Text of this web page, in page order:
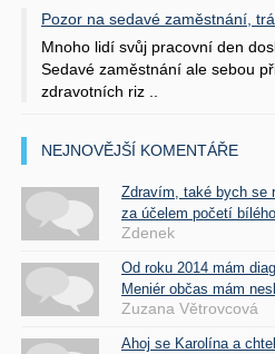
Pozor na sedavé zaměstnání,
Mnoho lidí svůj pracovní den
Sedavé zaměstnání ale sebou
zdravotních riz ..
NEJNOVĚJŠÍ KOMENTÁŘE
Zdravím, také bych se
za účelem početí
Zdenek
Od roku 2014 mám
Meniér občas mám
Zuzana Větrovcová
Ahoj se Karolína a